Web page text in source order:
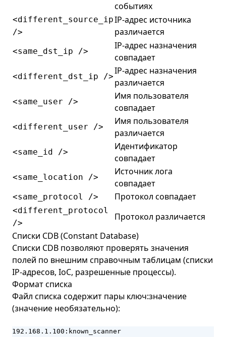
событиях
<different_source_ip
/>
IP-адрес источника
различается
<same_dst_ip />
IP-адрес назначения
совпадает
<different_dst_ip />
IP-адрес назначения
различается
<same_user />
Имя пользователя
совпадает
<different_user />
Имя пользователя
различается
<same_id />
Идентификатор
совпадает
<same_location />
Источник лога
совпадает
<same_protocol /> Протокол совпадает
<different_protocol
/>
Протокол различается
Списки CDB (Constant Database)
Списки CDB позволяют проверять значения
полей по внешним справочным таблицам (списки
IP-адресов, IoC, разрешенные процессы).
Формат списка
Файл списка содержит пары ключ:значение
(значение необязательно):
192.168.1.100:known_scanner